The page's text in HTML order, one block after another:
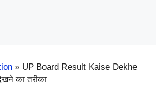
» UP Board Result Kaise Dekhe
का तरीका